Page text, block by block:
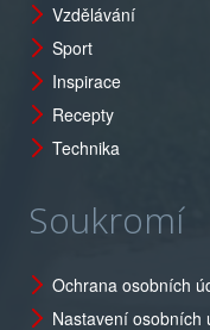
Vzdělávání
Sport
Inspirace
Recepty
Technika
Soukromí
Ochrana osobních
Nastavení osobních